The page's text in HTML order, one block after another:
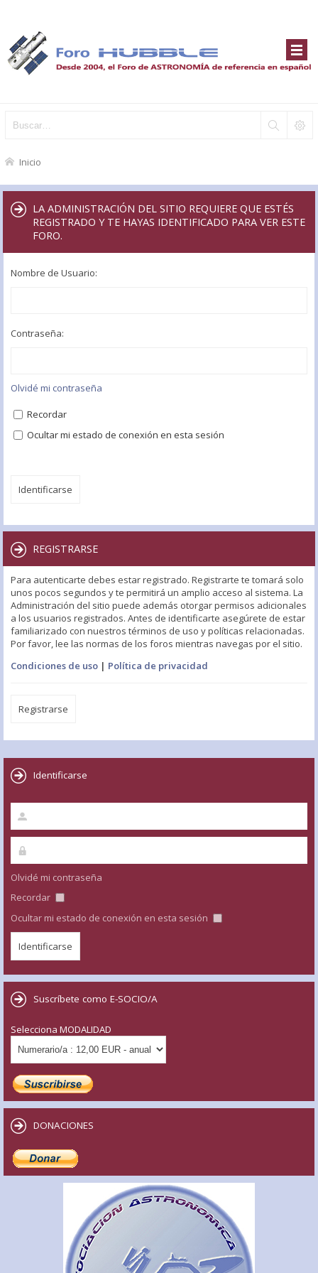
Inicio
LA ADMINISTRACIÓN DEL SITIO REQUIERE QUE ESTÉS
REGISTRADO Y TE HAYAS IDENTIFICADO PARA VER ESTE
FORO.
Nombre de Usuario:
Contraseña:
Olvidé mi contraseña
Recordar
Ocultar mi estado de conexión en esta sesión
REGISTRARSE
Para autenticarte debes estar registrado. Registrarte te tomará solo
unos pocos segundos y te permitirá un amplio acceso al sistema. La
Administración del sitio puede además otorgar permisos adicionales
a los usuarios registrados. Antes de identificarte asegúrete de estar
familiarizado con nuestros términos de uso y políticas relacionadas.
Por favor, lee las normas de los foros mientras navegas por el sitio.
Condiciones de uso | Política de privacidad
Registrarse
Identificarse
Olvidé mi contraseña
Recordar
Ocultar mi estado de conexión en esta sesión
Suscríbete como E-SOCIO/A
Selecciona MODALIDAD
DONACIONES